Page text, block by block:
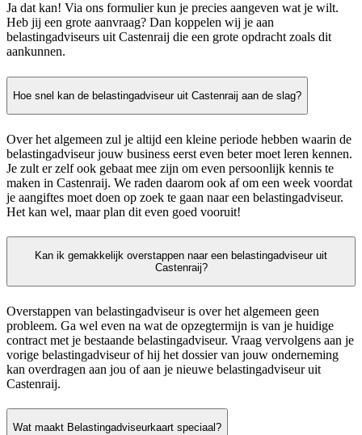
Ja dat kan! Via ons formulier kun je precies aangeven wat je wilt.
Heb jij een grote aanvraag? Dan koppelen wij je aan
belastingadviseurs uit Castenraij die een grote opdracht zoals dit
aankunnen.
Hoe snel kan de belastingadviseur uit Castenraij aan de slag?
Over het algemeen zul je altijd een kleine periode hebben waarin de
belastingadviseur jouw business eerst even beter moet leren kennen.
Je zult er zelf ook gebaat mee zijn om even persoonlijk kennis te
maken in Castenraij. We raden daarom ook af om een week voordat
je aangiftes moet doen op zoek te gaan naar een belastingadviseur.
Het kan wel, maar plan dit even goed vooruit!
Kan ik gemakkelijk overstappen naar een belastingadviseur uit
Castenraij?
Overstappen van belastingadviseur is over het algemeen geen
probleem. Ga wel even na wat de opzegtermijn is van je huidige
contract met je bestaande belastingadviseur. Vraag vervolgens aan je
vorige belastingadviseur of hij het dossier van jouw onderneming
kan overdragen aan jou of aan je nieuwe belastingadviseur uit
Castenraij.
Wat maakt Belastingadviseurkaart speciaal?